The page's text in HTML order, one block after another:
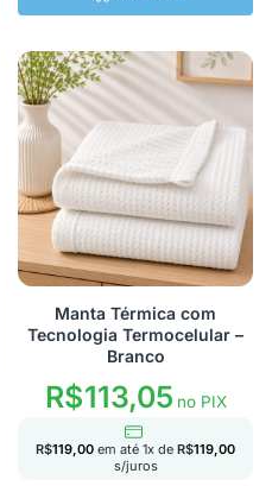
Manta Térmica com
Tecnologia Termocelular –
Branco
R$113,05no PIX
R$119,00 em até 1x de R$119,00
s/juros